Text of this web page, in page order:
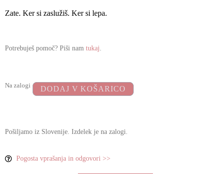
Zate. Ker si zaslužiš. Ker si lepa.
Potrebuješ pomoč? Piši nam tukaj.
Na zalogi DODAJ V KOŠARICO
Pošiljamo iz Slovenije. Izdelek je na zalogi.
Pogosta vprašanja in odgovori >>